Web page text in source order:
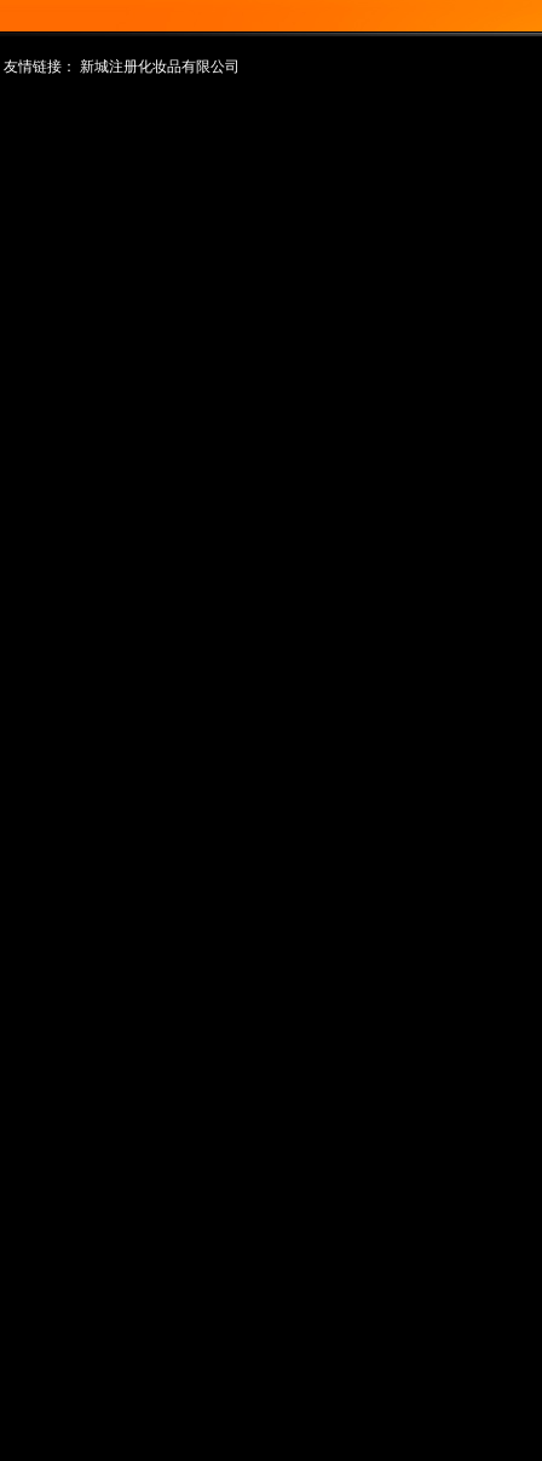
友情链接： 新城注册化妆品有限公司